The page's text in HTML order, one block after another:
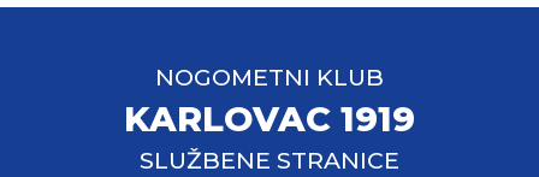
NOGOMETNI KLUB
KARLOVAC 1919
SLUŽBENE STRANICE